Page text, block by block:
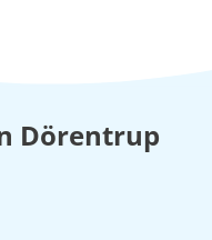
Dörentrup